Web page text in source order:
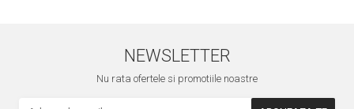
NEWSLETTER
Nu rata ofertele si promotiile noastre